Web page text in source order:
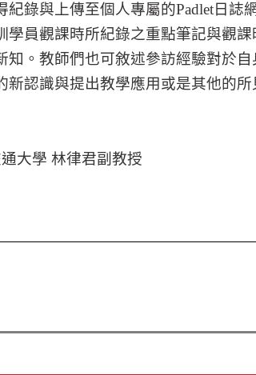
紀錄與上傳至個人專屬的Padlet日誌
學員觀課時所紀錄之重點筆記與觀課
知。教師們也可敘述參訪經驗對於自
新認識與提出教學應用或是其他的所
大學 林律君副教授